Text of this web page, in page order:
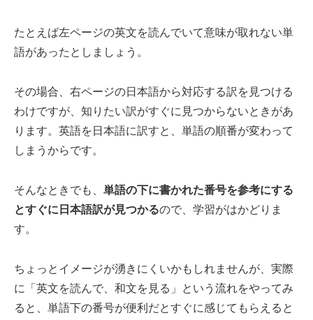
たとえば左ページの英文を読んでいて意味が取れない単
語があったとしましょう。
その場合、右ページの日本語から対応する訳を見つける
わけですが、知りたい訳がすぐに見つからないときがあ
ります。英語を日本語に訳すと、単語の順番が変わって
しまうからです。
そんなときでも、 単語の下に書かれた番号を参考にする
とすぐに日本語訳が見つかるので、学習がはかどりま
す。
ちょっとイメージが湧きにくいかもしれませんが、実際
に「英文を読んで、和文を見る」という流れをやってみ
ると、単語下の番号が便利だとすぐに感じてもらえると